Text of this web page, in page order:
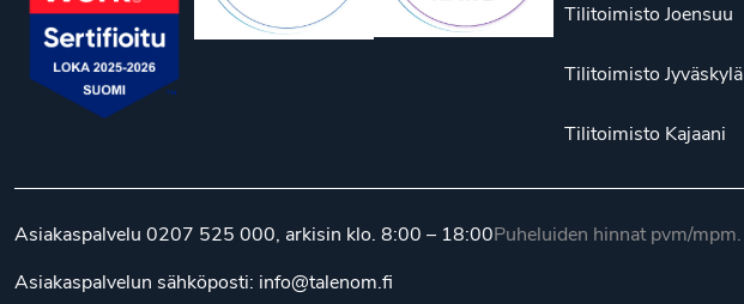
Tilitoimisto Joensuu
Tilitoimisto Jyväskylä
Tilitoimisto Kajaani
Asiakaspalvelu 0207 525 000, arkisin klo. 8:00 – 18:00
Asiakaspalvelun sähköposti: info@talenom.fi
Puheluiden hinnat pvm/mpm.